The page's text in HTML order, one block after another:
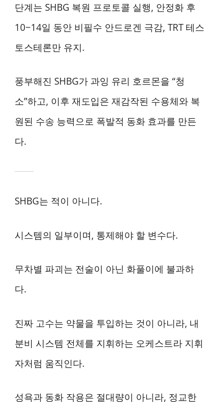
단계는 SHBG 복원 프로토콜 실행, 안정화 후
10~14일 동안 비필수 안드로겐 극감, TRT 테스
토스테론만 유지.
풍부해진 SHBG가 과잉 유리 호르몬을 “청
소”하고, 이후 재도입은 재감작된 수용체와 복
원된 수송 능력으로 폭발적 동화 효과를 만든
다.
SHBG는 적이 아니다.
시스템의 일부이며, 통제해야 할 변수다.
무차별 파괴는 전술이 아닌 화풀이에 불과하
다.
진짜 고수는 약물을 투입하는 것이 아니라, 내
분비 시스템 전체를 지휘하는 오케스트라 지휘
자처럼 움직인다.
성욕과 동화 작용은 절대량이 아니라, 정교한